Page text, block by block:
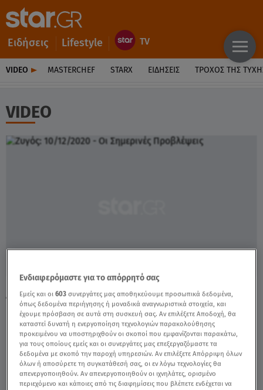
Ειδήσεις Lifestyle
VIDEO MASTERCHEF STARX ΕΙΔΉΣΕΙΣ ΤΡΟΧΌΣ ΤΗΣ
VIDEO
Ζυγός: 10/12/2020 - Οι Σημερινές
Προβλέψεις - Video
Ενδιαφερόμαστε για το απόρρητό σας
Εμείς και οι603 συνεργάτες μας αποθηκεύουμε προσωπικά δεδομένα,
όπως δεδομένα περιήγησης ή μοναδικά αναγνωριστικά στοιχεία, και
έχουμε πρόσβαση σε αυτά στη συσκευή σας. Αν επιλέξετε Αποδοχή, θα
καταστεί δυνατή η ενεργοποίηση τεχνολογιών παρακολούθησης
προκειμένου να υποστηριχθούν οι σκοποί που εμφανίζονται παρακάτω,
για τους οποίους εμείς και οι συνεργάτες μας επεξεργαζόμαστε τα
δεδομένα με σκοπό την παροχή υπηρεσιών. Αν επιλέξετε Απόρριψη όλων
όλων ή αποσύρετε τη συγκατάθεσή σας, οι εν λόγω τεχνολογίες θα
απενεργοποιηθούν. Αν απενεργοποιηθούν οι ιχνηλάτες, ορισμένο
περιεχόμενο και κάποιες από τις διαφημίσεις που βλέπετε ενδέχεται να